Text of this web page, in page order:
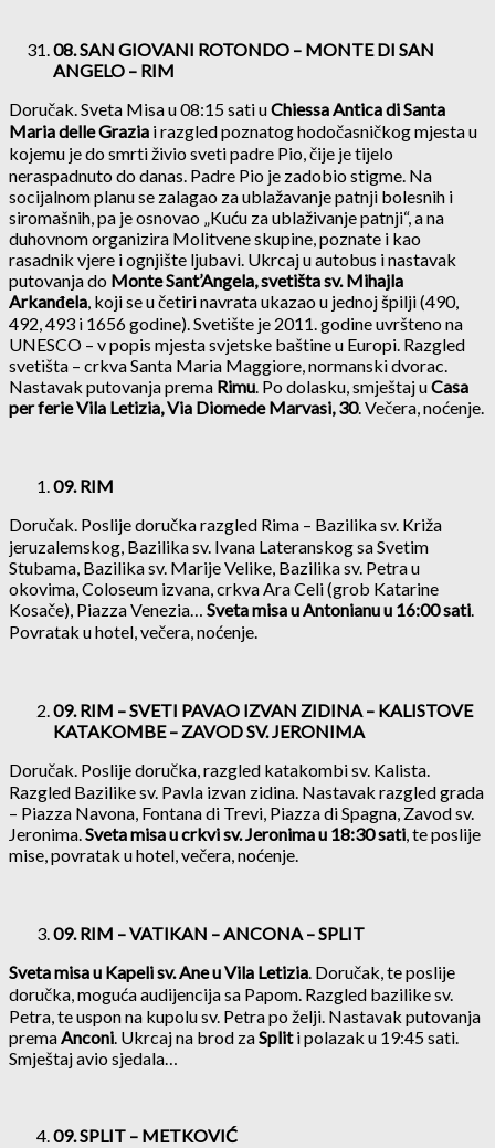
08. SAN GIOVANI ROTONDO – MONTE DI SAN
ANGELO – RIM
Doručak. Sveta Misa u 08:15 sati uChiessa Antica di Santa
Maria delle Grazia i razgled poznatog hodočasničkog mjesta u
kojemu je do smrti živio sveti padre Pio, čije je tijelo
neraspadnuto do danas. Padre Pio je zadobio stigme. Na
socijalnom planu se zalagao za ublažavanje patnji bolesnih i
siromašnih, pa je osnovao „Kuću za ublaživanje patnji“, a na
duhovnom organizira Molitvene skupine, poznate i kao
rasadnik vjere i ognjište ljubavi. Ukrcaj u autobus i nastavak
putovanja do Monte Sant’Angela, svetišta sv. Mihajla
Arkanđela, koji se u četiri navrata ukazao u jednoj špilji (490,
492, 493 i 1656 godine). Svetište je 2011. godine uvršteno na
UNESCO – v popis mjesta svjetske baštine u Europi. Razgled
svetišta – crkva Santa Maria Maggiore, normanski dvorac.
Nastavak putovanja prema Rimu. Po dolasku, smještaj uCasa
per ferie Vila Letizia, Via Diomede Marvasi, 30. Večera, noćenje.
09. RIM
Doručak. Poslije doručka razgled Rima – Bazilika sv. Križa
jeruzalemskog, Bazilika sv. Ivana Lateranskog sa Svetim
Stubama, Bazilika sv. Marije Velike, Bazilika sv. Petra u
okovima, Coloseum izvana, crkva Ara Celi (grob Katarine
Kosače), Piazza Venezia… Sveta misa u Antonianu u 16:00 sati.
Povratak u hotel, večera, noćenje.
09. RIM – SVETI PAVAO IZVAN ZIDINA – KALISTOVE
KATAKOMBE – ZAVOD SV. JERONIMA
Doručak. Poslije doručka, razgled katakombi sv. Kalista.
Razgled Bazilike sv. Pavla izvan zidina. Nastavak razgled grada
– Piazza Navona, Fontana di Trevi, Piazza di Spagna, Zavod sv.
Jeronima.Sveta misa u crkvi sv. Jeronima u 18:30 sati, te poslije
mise, povratak u hotel, večera, noćenje.
09. RIM – VATIKAN – ANCONA – SPLIT
Sveta misa u Kapeli sv. Ane u Vila Letizia. Doručak, te poslije
doručka, moguća audijencija sa Papom. Razgled bazilike sv.
Petra, te uspon na kupolu sv. Petra po želji. Nastavak putovanja
premaAnconi. Ukrcaj na brod zaSpliti polazak u 19:45 sati.
Smještaj avio sjedala…
09. SPLIT – METKOVIĆ